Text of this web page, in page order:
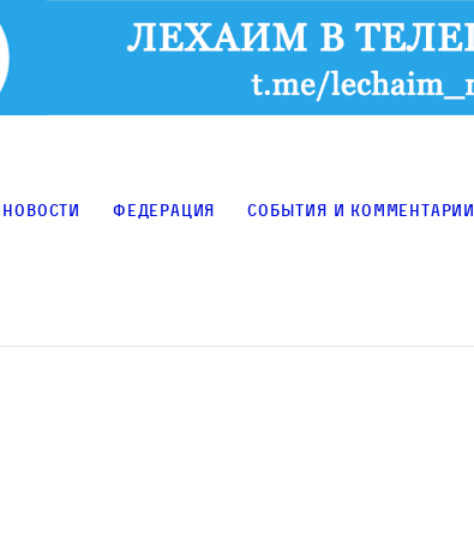
Новости Федерация События и комментарии